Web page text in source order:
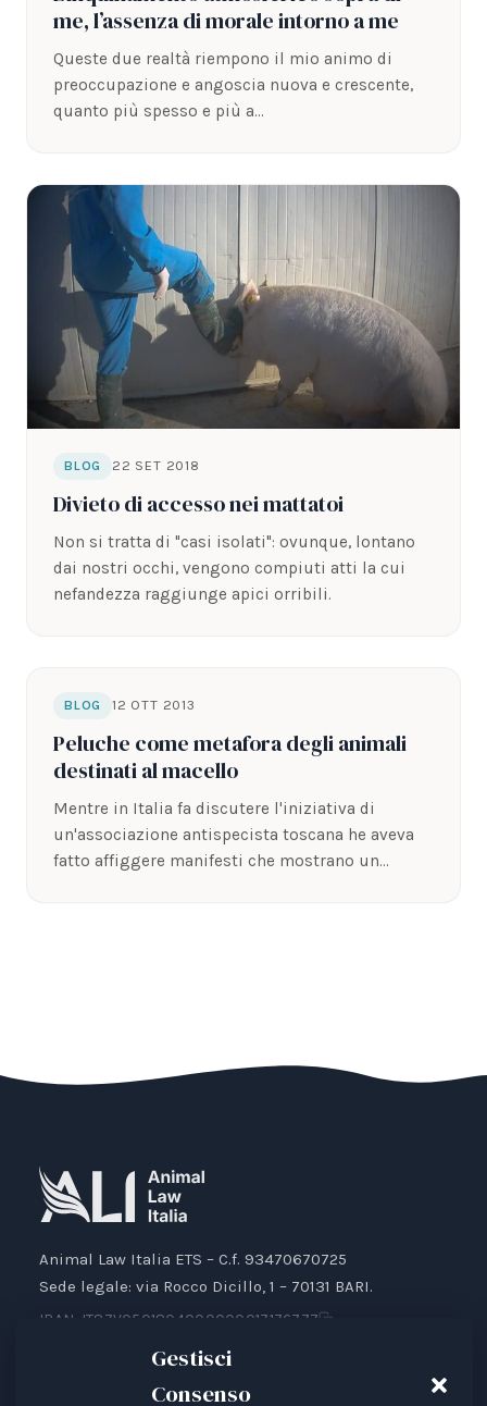
Gestisci
Consenso
me, l’assenza di morale intorno a me
Queste due realtà riempono il mio animo di
preoccupazione e angoscia nuova e crescente,
quanto più spesso e più a…
BLOG 22 SET 2018
Divieto di accesso nei mattatoi
Non si tratta di "casi isolati": ovunque, lontano
dai nostri occhi, vengono compiuti atti la cui
nefandezza raggiunge apici orribili.
BLOG 12 OTT 2013
Peluche come metafora degli animali
destinati al macello
Mentre in Italia fa discutere l'iniziativa di
un'associazione antispecista toscana he aveva
fatto affiggere manifesti che mostrano un
Animal Law Italia ETS – C.f. 93470670725
Sede legale: via Rocco Dicillo, 1 – 70131 BARI.
IBAN: IT87V0501804000000017176777